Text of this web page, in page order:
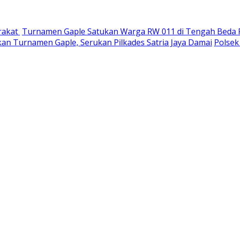
Turnamen Gaple Satukan Warga RW 011 di Tengah Beda
Turnamen Gaple, Serukan Pilkades Satria Jaya Damai